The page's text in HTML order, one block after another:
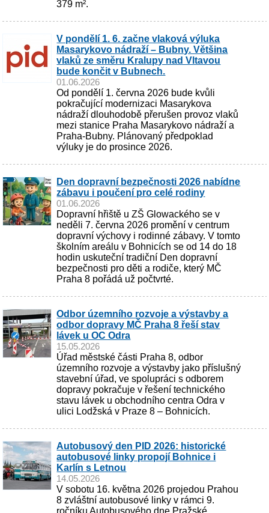
379 m².
V pondělí 1. 6. začne vlaková výluka
Masarykovo nádraží – Bubny. Většina
vlaků ze směru Kralupy nad Vltavou
bude končit v Bubnech.
01.06.2026
Od pondělí 1. června 2026 bude kvůli
pokračující modernizaci Masarykova
nádraží dlouhodobě přerušen provoz vlaků
mezi stanice Praha Masarykovo nádraží a
Praha-Bubny. Plánovaný předpoklad
výluky je do prosince 2026.
Den dopravní bezpečnosti 2026 nabídne
zábavu i poučení pro celé rodiny
01.06.2026
Dopravní hřiště u ZŠ Glowackého se v
neděli 7. června 2026 promění v centrum
dopravní výchovy i rodinné zábavy. V tomto
školním areálu v Bohnicích se od 14 do 18
hodin uskuteční tradiční Den dopravní
bezpečnosti pro děti a rodiče, který MČ
Praha 8 pořádá už počtvrté.
Odbor územního rozvoje a výstavby a
odbor dopravy MČ Praha 8 řeší stav
lávek u OC Odra
15.05.2026
Úřad městské části Praha 8, odbor
územního rozvoje a výstavby jako příslušný
stavební úřad, ve spolupráci s odborem
dopravy pokračuje v řešení technického
stavu lávek u obchodního centra Odra v
ulici Lodžská v Praze 8 – Bohnicích.
Autobusový den PID 2026: historické
autobusové linky propojí Bohnice i
Karlín s Letnou
14.05.2026
V sobotu 16. května 2026 projedou Prahou
8 zvláštní autobusové linky v rámci 9.